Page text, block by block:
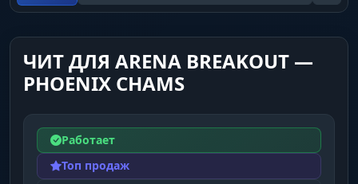
ЧИТ ДЛЯ ARENA BREAKOUT —
PHOENIX CHAMS
Работает
Топ продаж